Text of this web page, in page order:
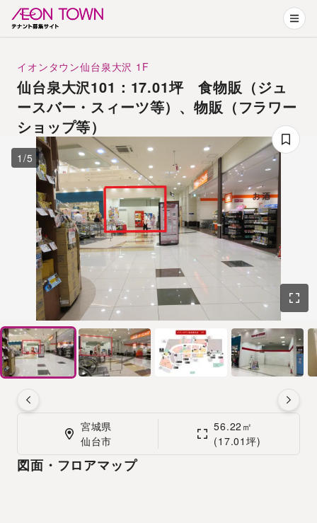
イオンタウン仙台泉大沢 1F
仙台泉大沢101：17.01坪 食物販（ジュ
ースバー・スィーツ等）、物販（フラワー
ショップ等）
1 /5
宮城県
仙台市
56.22㎡
(17.01坪)
図面・フロアマップ